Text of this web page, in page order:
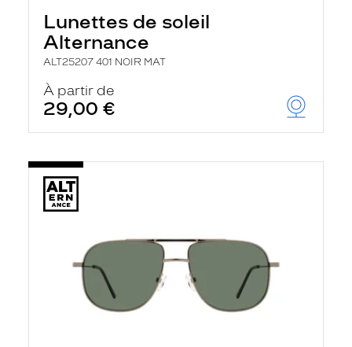
Lunettes de soleil
Alternance
ALT25207 401 NOIR MAT
À partir de
29,00 €